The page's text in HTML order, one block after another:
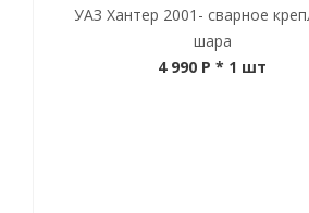
УАЗ Хантер 2001- сварное
шара
4 990 P * 1 шт